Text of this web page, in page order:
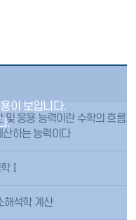
및 응용 능력이란 수학의 흐름
산하는 능력이다
Ⅰ
해석학 계산